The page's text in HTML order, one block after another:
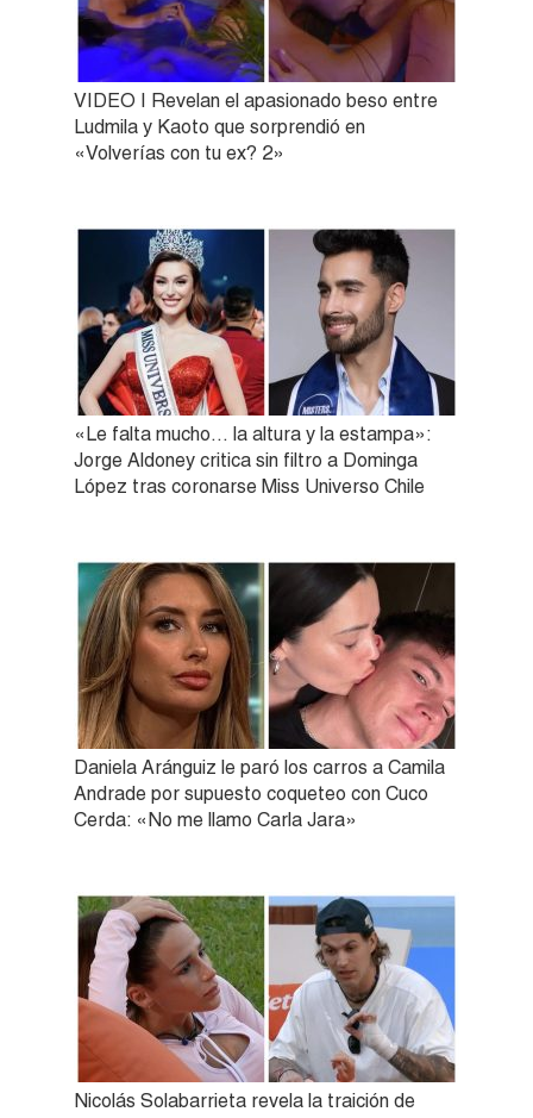
VIDEO | Revelan el apasionado beso entre
Ludmila y Kaoto que sorprendió en
«Volverías con tu ex? 2»
«Le falta mucho… la altura y la estampa»:
Jorge Aldoney critica sin filtro a Dominga
López tras coronarse Miss Universo Chile
Daniela Aránguiz le paró los carros a Camila
Andrade por supuesto coqueteo con Cuco
Cerda: «No me llamo Carla Jara»
Nicolás Solabarrieta revela la traición de